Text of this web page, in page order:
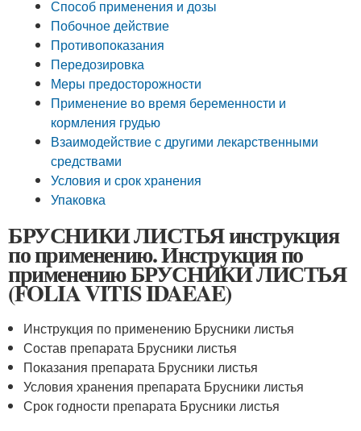
Способ применения и дозы
Побочное действие
Противопоказания
Передозировка
Меры предосторожности
Применение во время беременности и
кормления грудью
Взаимодействие с другими лекарственными
средствами
Условия и срок хранения
Упаковка
БРУСНИКИ ЛИСТЬЯ инструкция
по применению. Инструкция по
применению БРУСНИКИ ЛИСТЬЯ
(FOLIA VITIS IDAEAE)
Инструкция по применению Брусники листья
Состав препарата Брусники листья
Показания препарата Брусники листья
Условия хранения препарата Брусники листья
Срок годности препарата Брусники листья